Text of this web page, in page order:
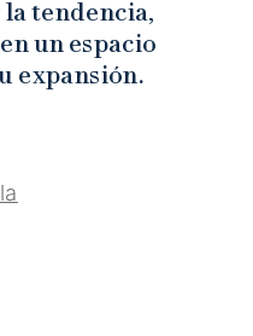
tendencia,
un espacio
expansión.